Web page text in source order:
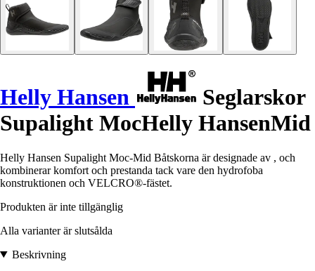
Helly Hansen
Seglarskor
Supalight MocHelly HansenMid
Helly Hansen Supalight Moc-Mid Båtskorna är designade av , och
kombinerar komfort och prestanda tack vare den hydrofoba
konstruktionen och VELCRO®-fästet.
Produkten är inte tillgänglig
Alla varianter är slutsålda
Beskrivning